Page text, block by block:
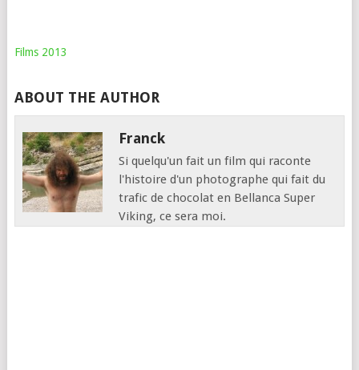
Films 2013
ABOUT THE AUTHOR
Franck
Si quelqu'un fait un film qui raconte
l'histoire d'un photographe qui fait du
trafic de chocolat en Bellanca Super
Viking, ce sera moi.